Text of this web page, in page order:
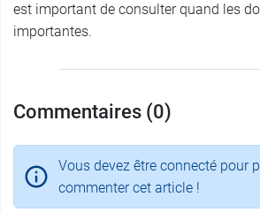
est important de consulter quand les
importantes.
Commentaires (0)
Vous devez être connecté pour
commenter cet article !